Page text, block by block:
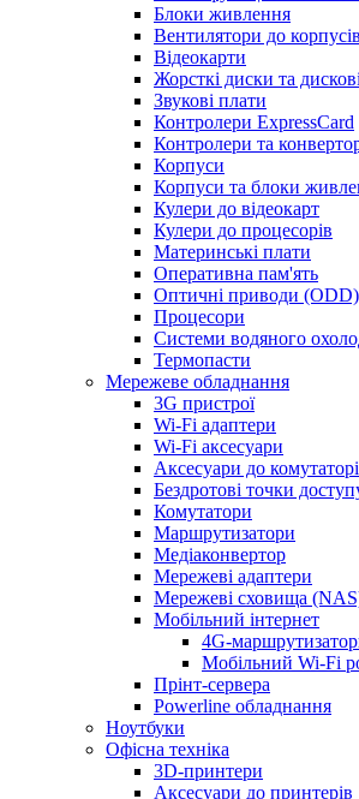
Блоки живлення
Вентилятори до корпусів
Відеокарти
Жорсткі диски та
Звукові плати
Контролери ExpressCard
Контролери та
Корпуси
Корпуси та блоки
Кулери до відеокарт
Кулери до процесорів
Материнські плати
Оперативна пам'ять
Оптичні приводи (ODD)
Процесори
Системи водяного
Термопасти
Мережеве обладнання
3G пристрої
Wi-Fi адаптери
Wi-Fi аксесуари
Аксесуари до
Бездротові точки
Комутатори
Маршрутизатори
Медіаконвертор
Мережеві адаптери
Мережеві сховища
Мобільний інтернет
4G-
Мобільний Wi-Fi
Прінт-сервера
Рowerline обладнання
Ноутбуки
Офісна техніка
3D-принтери
Аксесуари до принтерів